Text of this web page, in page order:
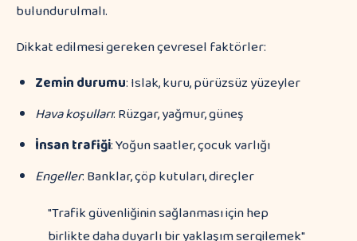
bulundurulmalı.
Dikkat edilmesi gereken çevresel faktörler:
Zemin durumu: Islak, kuru, pürüzsüz yüzeyler
Hava koşulları: Rüzgar, yağmur, güneş
İnsan trafiği: Yoğun saatler, çocuk varlığı
Engeller: Banklar, çöp kutuları, direçler
"Trafik güvenliğinin sağlanması için hep
birlikte daha duyarlı bir yaklaşım sergilemek"